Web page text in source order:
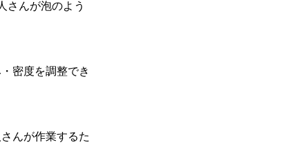
さんが泡のよう
密度を調整でき
んが作業するた